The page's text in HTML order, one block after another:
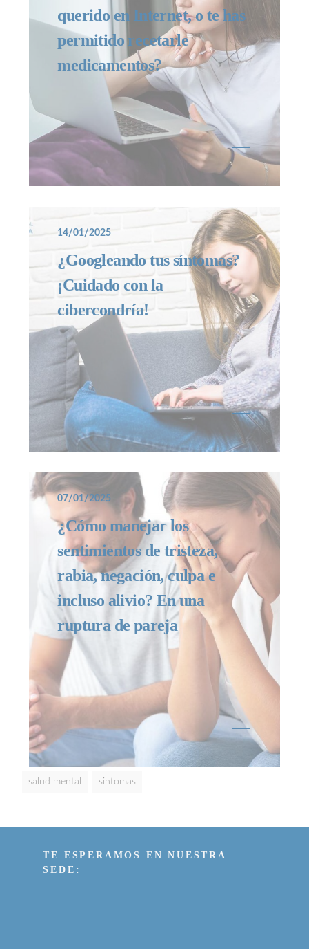
querido en Internet, o te has
permitido recetarle
medicamentos?
14/01/2025
¿Googleando tus síntomas?
¡Cuidado con la
cibercondría!
07/01/2025
¿Cómo manejar los
sentimientos de tristeza,
rabia, negación, culpa e
incluso alivio? En una
ruptura de pareja
salud mental sintomas
TE ESPERAMOS EN NUESTRA
SEDE: